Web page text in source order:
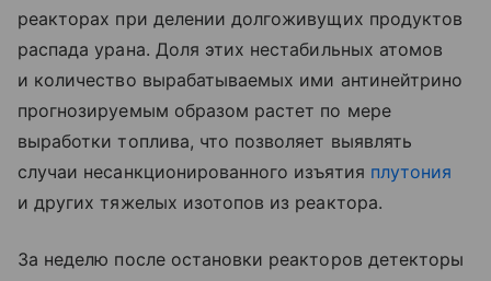
реакторах при делении долгоживущих продуктов
распада урана. Доля этих нестабильных атомов
и количество вырабатываемых ими антинейтрино
прогнозируемым образом растет по мере
выработки топлива, что позволяет выявлять
случаи несанкционированного изъятия плутония
и других тяжелых изотопов из реактора.
За неделю после остановки реакторов детекторы